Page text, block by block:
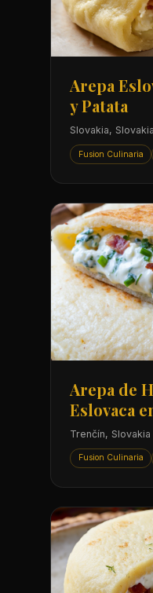
Arepa
y Patata
Slovakia, Slovakia
Fusion Culinaria
Arepa de
Eslovaca
Trenčín, Slovakia
Fusion Culinaria